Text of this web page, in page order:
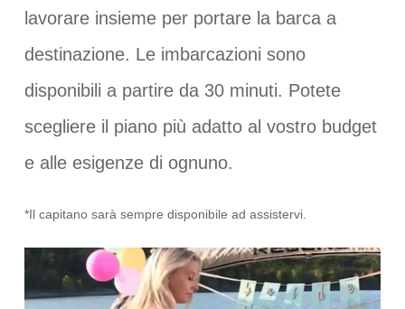
lavorare insieme per portare la barca a
destinazione. Le imbarcazioni sono
disponibili a partire da 30 minuti. Potete
scegliere il piano più adatto al vostro budget
e alle esigenze di ognuno.
*Il capitano sarà sempre disponibile ad assistervi.